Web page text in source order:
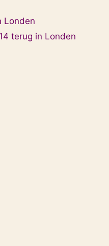
Londen
terug in Londen